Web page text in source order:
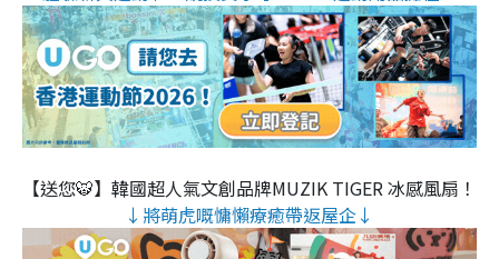
【送您🐯】韓國超人氣文創品牌MUZIK TIGER 冰感風扇！
↓將萌虎嘅慵懶療癒帶返屋企↓